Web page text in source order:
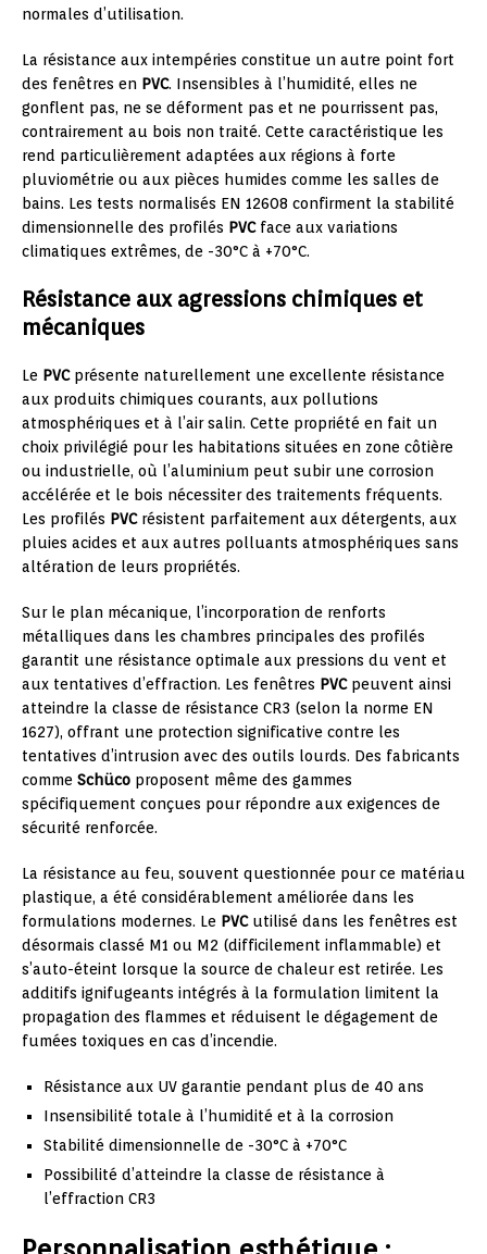
normales d’utilisation.
La résistance aux intempéries constitue un autre point fort
des fenêtres en PVC. Insensibles à l’humidité, elles ne
gonflent pas, ne se déforment pas et ne pourrissent pas,
contrairement au bois non traité. Cette caractéristique les
rend particulièrement adaptées aux régions à forte
pluviométrie ou aux pièces humides comme les salles de
bains. Les tests normalisés EN 12608 confirment la stabilité
dimensionnelle des profilés PVCface aux variations
climatiques extrêmes, de -30°C à +70°C.
Résistance aux agressions chimiques et
mécaniques
Le PVCprésente naturellement une excellente résistance
aux produits chimiques courants, aux pollutions
atmosphériques et à l’air salin. Cette propriété en fait un
choix privilégié pour les habitations situées en zone côtière
ou industrielle, où l’aluminium peut subir une corrosion
accélérée et le bois nécessiter des traitements fréquents.
Les profilés PVCrésistent parfaitement aux détergents, aux
pluies acides et aux autres polluants atmosphériques sans
altération de leurs propriétés.
Sur le plan mécanique, l’incorporation de renforts
métalliques dans les chambres principales des profilés
garantit une résistance optimale aux pressions du vent et
aux tentatives d’effraction. Les fenêtres PVCpeuvent ainsi
atteindre la classe de résistance CR3 (selon la norme EN
1627), offrant une protection significative contre les
tentatives d’intrusion avec des outils lourds. Des fabricants
comme Schüco proposent même des gammes
spécifiquement conçues pour répondre aux exigences de
sécurité renforcée.
La résistance au feu, souvent questionnée pour ce matériau
plastique, a été considérablement améliorée dans les
formulations modernes. Le PVCutilisé dans les fenêtres est
désormais classé M1 ou M2 (difficilement inflammable) et
s’auto-éteint lorsque la source de chaleur est retirée. Les
additifs ignifugeants intégrés à la formulation limitent la
propagation des flammes et réduisent le dégagement de
fumées toxiques en cas d’incendie.
Résistance aux UV garantie pendant plus de 40 ans
Insensibilité totale à l’humidité et à la corrosion
Stabilité dimensionnelle de -30°C à +70°C
Possibilité d’atteindre la classe de résistance à
l’effraction CR3